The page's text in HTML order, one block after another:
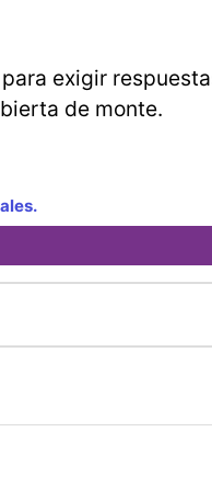
exigir
de monte.